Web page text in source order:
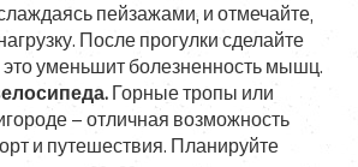
пейзажами, и отмечайте,
После прогулки сделайте
это уменьшит болезненность мышц.
Горные тропы или
– отличная возможность
и путешествия. Планируйте